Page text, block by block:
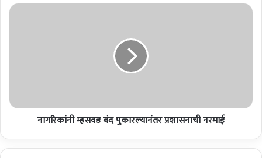
५
७
हे
ना
ड
पु
नागरिकांनी म्हसवड बंद पुकारल्यानंतर प्रशासनाची नरमाई